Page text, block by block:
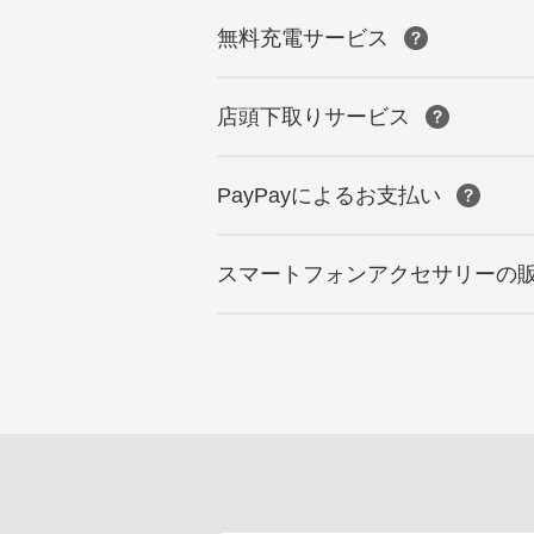
無料充電サービス
店頭下取りサービス
PayPayによるお支払い
スマートフォンアクセサリーの